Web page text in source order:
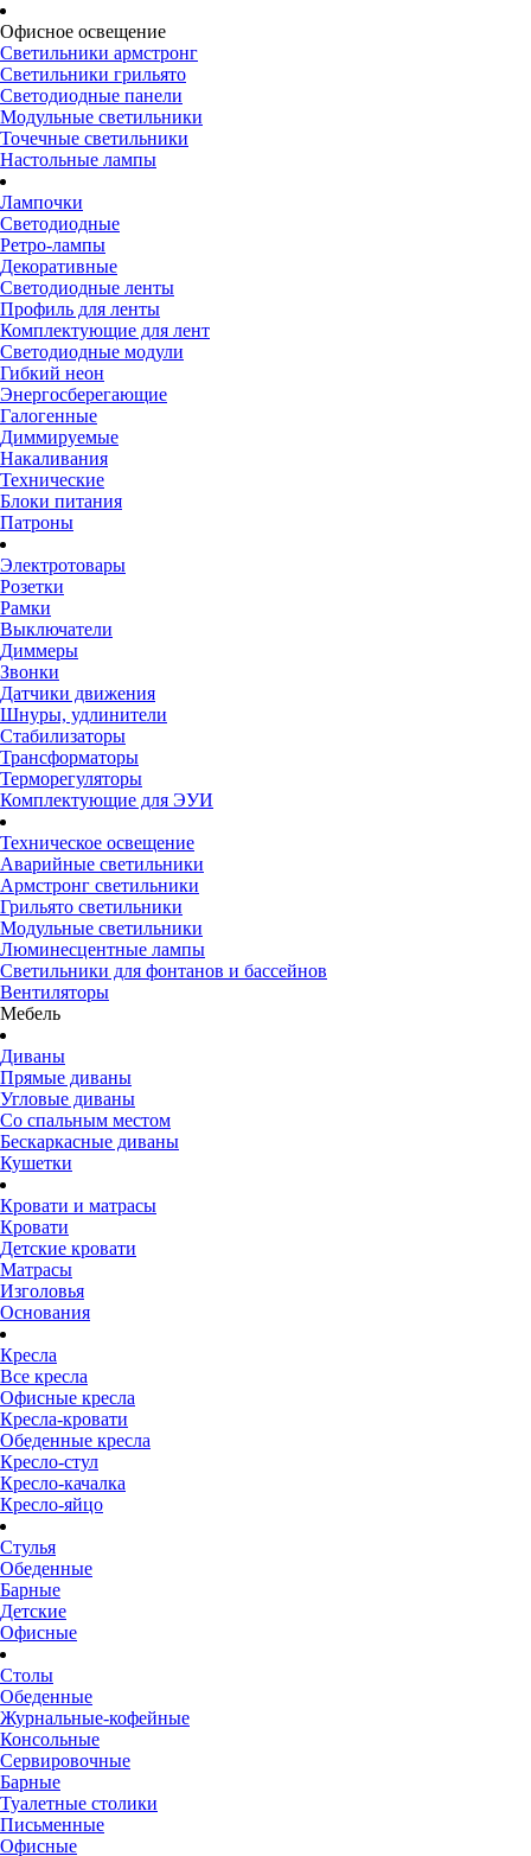
Офисное освещение
Светильники армстронг
Светильники грильято
Светодиодные панели
Модульные светильники
Точечные светильники
Настольные лампы
Лампочки
Светодиодные
Ретро-лампы
Декоративные
Светодиодные ленты
Профиль для ленты
Комплектующие для лент
Светодиодные модули
Гибкий неон
Энергосберегающие
Галогенные
Диммируемые
Накаливания
Технические
Блоки питания
Патроны
Электротовары
Розетки
Рамки
Выключатели
Диммеры
Звонки
Датчики движения
Шнуры, удлинители
Стабилизаторы
Трансформаторы
Терморегуляторы
Комплектующие для ЭУИ
Техническое освещение
Аварийные светильники
Армстронг светильники
Грильято светильники
Модульные светильники
Люминесцентные лампы
Светильники для фонтанов и бассейнов
Вентиляторы
Мебель
Диваны
Прямые диваны
Угловые диваны
Со спальным местом
Бескаркасные диваны
Кушетки
Кровати и матрасы
Кровати
Детские кровати
Матрасы
Изголовья
Основания
Кресла
Все кресла
Офисные кресла
Кресла-кровати
Обеденные кресла
Кресло-стул
Кресло-качалка
Кресло-яйцо
Стулья
Обеденные
Барные
Детские
Офисные
Столы
Обеденные
Журнальные-кофейные
Консольные
Сервировочные
Барные
Туалетные столики
Письменные
Офисные